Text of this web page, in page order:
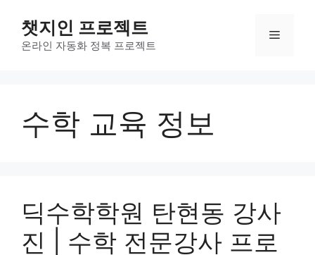
챗지인 프로젝트
온라인 자동화 정복 프로젝트
메
수학 교육 정보
딕수학학원 탄현동 강사
진 | 수학 전문강사 프로